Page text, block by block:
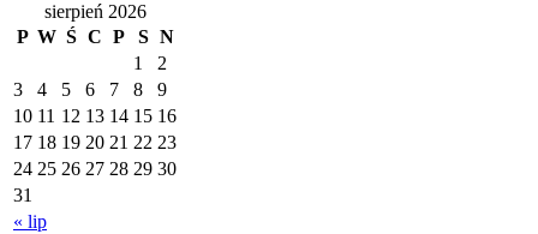
sierpień 2026
P W Ś C P S N
« lip
1
2
3
4 5 6 7 8
9
10 11 12 13 14 15 16
17 18 19 20 21 22 23
24 25 26 27 28 29 30
31